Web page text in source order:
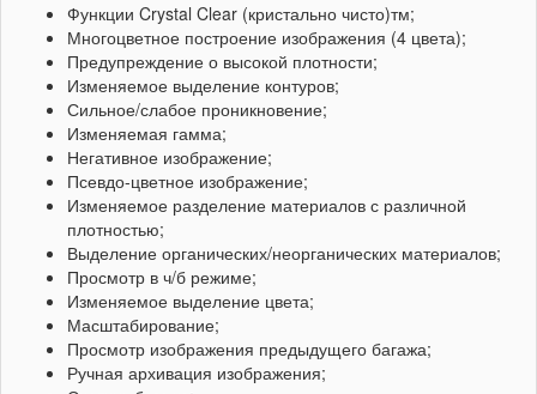
Функции Crystal Clear (кристально чисто)тм;
Многоцветное построение изображения (4 цвета);
Предупреждение о высокой плотности;
Изменяемое выделение контуров;
Сильное/слабое проникновение;
Изменяемая гамма;
Негативное изображение;
Псевдо-цветное изображение;
Изменяемое разделение материалов с различной
плотностью;
Выделение органических/неорганических материалов;
Просмотр в ч/б режиме;
Изменяемое выделение цвета;
Масштабирование;
Просмотр изображения предыдущего багажа;
Ручная архивация изображения;